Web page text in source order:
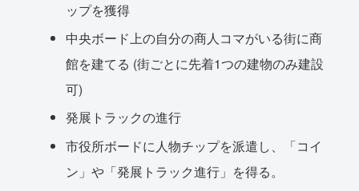
ップを獲得
中央ボード上の自分の商人コマがいる街に商
館を建てる (街ごとに先着1つの建物のみ建設
可)
発展トラックの進行
市役所ボードに人物チップを派遣し、「コイ
ン」や「発展トラック進行」を得る。